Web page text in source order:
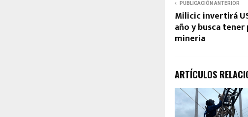
PUBLICACIÓN ANTERIOR
Milicic invertirá
año y busca
minería
ARTÍCULOS